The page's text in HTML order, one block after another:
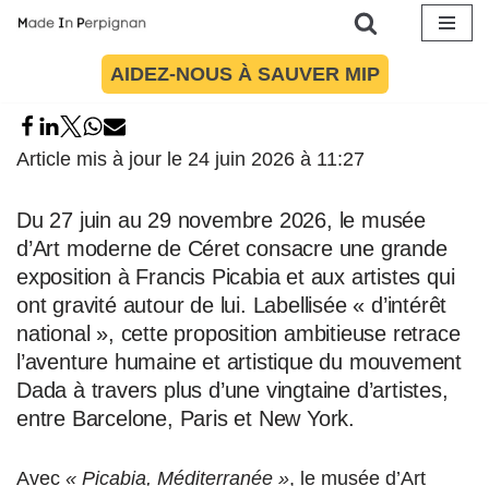
contenu
AIDEZ-NOUS À SAUVER MIP
Article mis à jour le 24 juin 2026 à 11:27
Du 27 juin au 29 novembre 2026, le musée
d’Art moderne de Céret consacre une grande
exposition à Francis Picabia et aux artistes qui
ont gravité autour de lui. Labellisée « d’intérêt
national », cette proposition ambitieuse retrace
l’aventure humaine et artistique du mouvement
Dada à travers plus d’une vingtaine d’artistes,
entre Barcelone, Paris et New York.
Avec « Picabia, Méditerranée », le musée d’Art